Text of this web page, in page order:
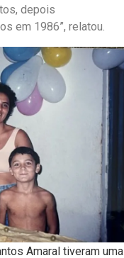
depois
em 1986”, relatou.
Amaral tiveram uma